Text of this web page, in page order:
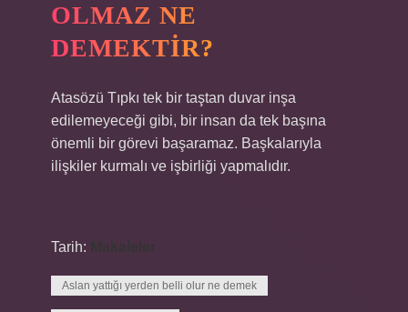
OLMAZ NE
DEMEKTIR?
Atasözü Tıpkı tek bir taştan duvar inşa
edilemeyeceği gibi, bir insan da tek başına
önemli bir görevi başaramaz. Başkalarıyla
ilişkiler kurmalı ve işbirliği yapmalıdır.
Tarih:
Aslan yattığı yerden belli olur ne demek